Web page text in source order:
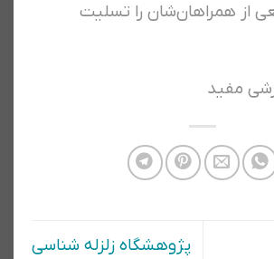
از همراهان‌شان را تسلیت
مفید
پژوهشگاه زلزله شناسی